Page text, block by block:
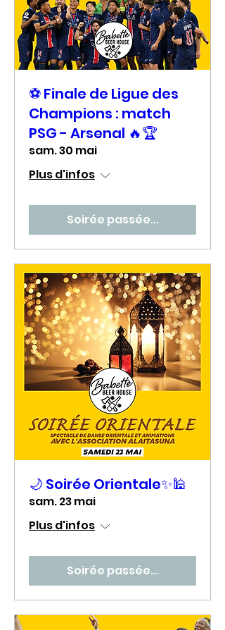
⚽ Finale de Ligue des
Champions : match
PSG - Arsenal 🔥🏆
sam. 30 mai
Plus d'infos
Soirée passée...
🌙 Soirée Orientale✨🕌
sam. 23 mai
Plus d'infos
Soirée passée...